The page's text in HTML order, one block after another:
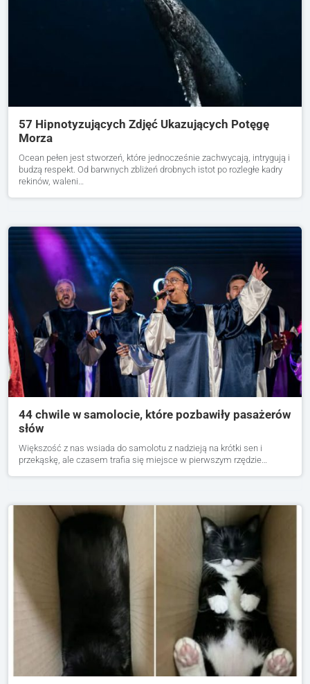
57 Hipnotyzujących Zdjęć Ukazujących Potęgę
Morza
Ocean pełen jest stworzeń, które jednocześnie zachwycają, intrygują i
budzą respekt. Od barwnych zbliżeń drobnych istot po rozległe kadry
rekinów, waleni…
44 chwile w samolocie, które pozbawiły pasażerów
słów
Większość z nas wsiada do samolotu z nadzieją na krótki sen i
przekąskę, ale czasem trafia się miejsce w pierwszym rzędzie…